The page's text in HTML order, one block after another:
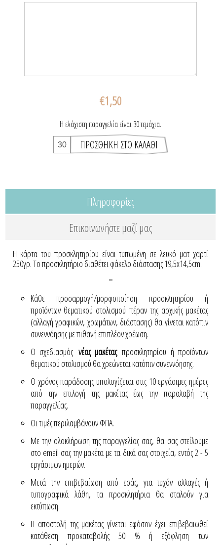
€1,50
Η ελάχιστη παραγγελία είναι 30 τεμάχια.
Πληροφορίες
Επικοινωνήστε μαζί μας
Η κάρτα του προσκλητηρίου είναι τυπωμένη σε λευκό ματ χαρτί
250γρ. Το προσκλητήριο διαθέτει φάκελο διάστασης 19,5x14,5cm.
-
Κάθε προσαρμογή/μορφοποίηση προσκλητηρίου ή
προϊόντων θεματικού στολισμού πέραν της αρχικής μακέτας
(αλλαγή γραφικών, χρωμάτων, διάστασης) θα γίνεται κατόπιν
συνεννόησης με πιθανή επιπλέον χρέωση.
Ο σχεδιασμός νέας μακέταςπροσκλητηρίου ή προϊόντων
θεματικού στολισμού θα χρεώνεται κατόπιν συνεννόησης.
Ο χρόνος παράδοσης υπολογίζεται στις 10 εργάσιμες ημέρες
από την επιλογή της μακέτας έως την παραλαβή της
παραγγελίας.
Οι τιμές περιλαμβάνουν ΦΠΑ.
Με την ολοκλήρωση της παραγγελίας σας, θα σας στείλουμε
στο email σας την μακέτα με τα δικά σας στοιχεία, εντός 2 - 5
εργάσιμων ημερών.
Μετά την επιβεβαίωση από εσάς, για τυχόν αλλαγές ή
τυπογραφικά λάθη, τα προσκλητήρια θα σταλούν για
εκτύπωση.
Η αποστολή της μακέτας γίνεται εφόσον έχει επιβεβαιωθεί
κατάθεση προκαταβολής 50 % ή εξόφληση των